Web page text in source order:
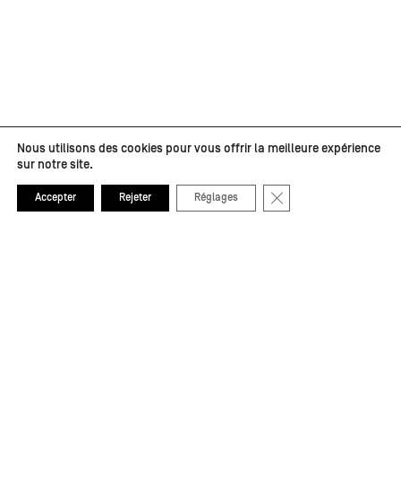
Nous utilisons des cookies pour vous offrir la meilleure expérience
sur notre site.
Accepter Rejeter Réglages Fermer la bannière